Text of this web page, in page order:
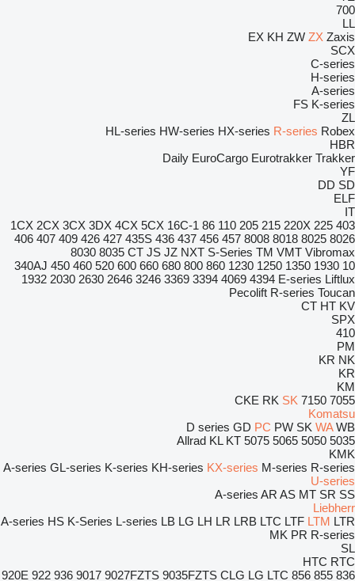
700
LL
EX KH ZW ZX Zaxis
SCX
C-series
H-series
A-series
FS K-series
ZL
HL-series HW-series HX-series R-series Robex
HBR
Daily EuroCargo Eurotrakker Trakker
YF
DD SD
ELF
IT
1CX 2CX 3CX 3DX 4CX 5CX 16C-1 86 110 205 215 220X 225 403
406 407 409 426 427 435S 436 437 456 457 8008 8018 8025 8026
8030 8035 CT JS JZ NXT S-Series TM VMT Vibromax
10
340AJ 450 460 520 600 660 680 800 860 1230 1250 1350 1930
1932 2030 2630 2646 3246 3369 3394 4069 4394 E-series Liftlux
Pecolift R-series Toucan
CT HT KV
SPX
410
PM
KR NK
KR
KM
7055
7150
CKE RK SK
Komatsu
D series GD PC PW SK WA WB
5035
5050
5065
5075
Allrad KL KT
KMK
A-series GL-series K-series KH-series KX-series M-series R-series
U-series
A-series AR AS MT SR SS
Liebherr
A-series HS K-Series L-series LB LG LH LR LRB LTC LTF LTM LTR
MK PR R-series
SL
HTC RTC
836
855
856
920E 922 936 9017 9027FZTS 9035FZTS CLG LG LTC